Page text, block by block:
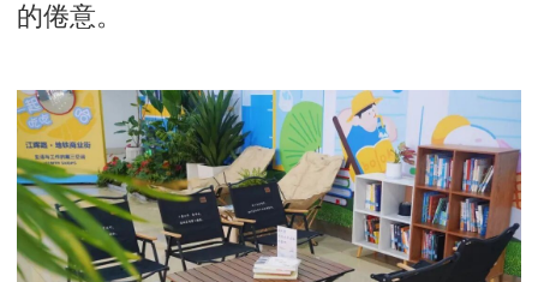
的倦意。